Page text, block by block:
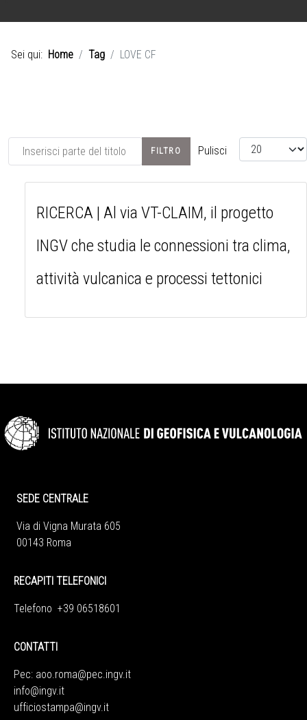
Sei qui: Home Tag LOVE CF
Inserisci parte del titolo FILTRO Pulisci Visualizza #
RICERCA | Al via VT-CLAIM, il progetto
INGV che studia le connessioni tra clima,
attività vulcanica e processi tettonici
SEDE CENTRALE
Via di Vigna Murata 605
00143 Roma
RECAPITI TELEFONICI
Telefono +39 06518601
CONTATTI
Pec: aoo.roma@pec.ingv.it
info@ingv.it
ufficiostampa@ingv.it